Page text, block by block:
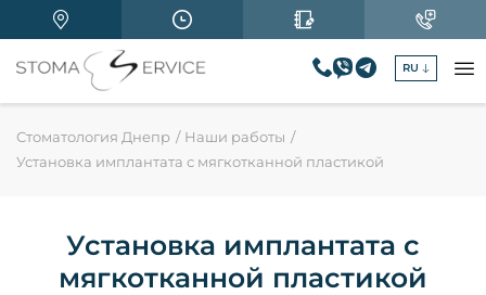
RU
Стоматология Днепр
Наши работы
Установка имплантата с мягкотканной пластикой
Установка имплантата с
мягкотканной пластикой